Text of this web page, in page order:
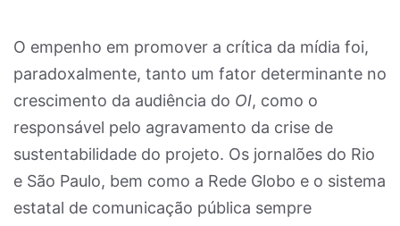
O empenho em promover a crítica da mídia foi,
paradoxalmente, tanto um fator determinante no
crescimento da audiência do OI, como o
responsável pelo agravamento da crise de
sustentabilidade do projeto. Os jornalões do Rio
e São Paulo, bem como a Rede Globo e o sistema
estatal de comunicação pública sempre